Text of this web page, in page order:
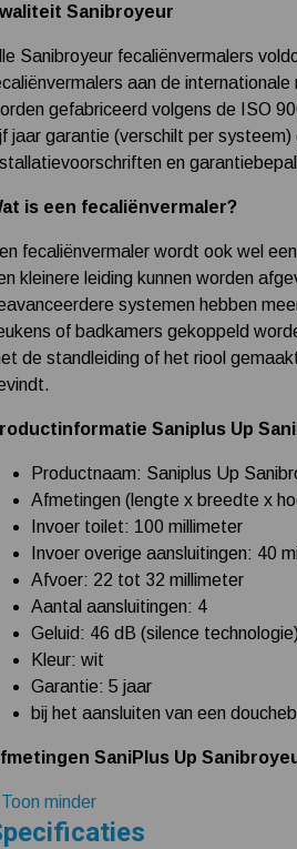
Sanibroyeur
Sanibroyeur fecaliënvermalers
aan de
gefabriceerd volgens de ISO
jaar garantie (verschilt per
en
is een fecaliënvermaler?
fecaliënvermaler wordt ook wel
kleinere leiding kunnen worden
systemen hebben
of badkamers gekoppeld
de standleiding of het riool
Saniplus Up
Productnaam: Saniplus Up
Afmetingen (lengte x breedte x
Invoer toilet: 100 millimeter
Invoer overige aansluitingen: 40
Afvoer: 22 tot 32 millimeter
Aantal aansluitingen: 4
Geluid: 46 dB (silence technologie)
Kleur: wit
Garantie: 5 jaar
bij het aansluiten van een
SaniPlus Up
minder